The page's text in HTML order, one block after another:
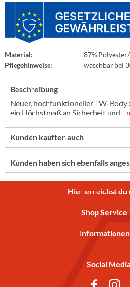
Material:
87%
Pflegehinweise:
waschbar bei
Beschreibung
Neuer, hochfunktioneller TW-Body
ein Höchstmaß an Sicherheit und...
Kunden kauften auch
Kunden haben sich ebenfalls
Hier erreichst du
Shop Service
Informationen
Social Media